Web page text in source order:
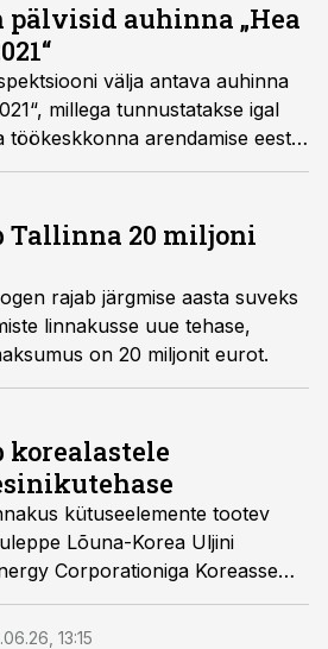
pälvisid auhinna „Hea
välja antava auhinna
millega tunnustatakse igal
töökeskkonna arendamise eest.
auhinna vääriliseks osutunud
ettevõtete kategoorias
AS.
Tallinna 20 miljoni
rajab järgmise aasta suveks
linnakusse uue tehase,
on 20 miljonit eurot.
korealastele
kütuseelemente tootev
Lõuna-Korea Uljini
Corporationiga Koreasse
13:15